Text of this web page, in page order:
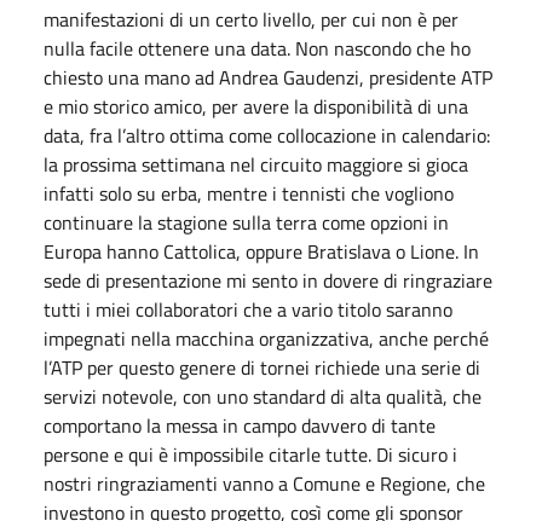
manifestazioni di un certo livello, per cui non è per
nulla facile ottenere una data. Non nascondo che ho
chiesto una mano ad Andrea Gaudenzi, presidente ATP
e mio storico amico, per avere la disponibilità di una
data, fra l’altro ottima come collocazione in calendario:
la prossima settimana nel circuito maggiore si gioca
infatti solo su erba, mentre i tennisti che vogliono
continuare la stagione sulla terra come opzioni in
Europa hanno Cattolica, oppure Bratislava o Lione. In
sede di presentazione mi sento in dovere di ringraziare
tutti i miei collaboratori che a vario titolo saranno
impegnati nella macchina organizzativa, anche perché
l’ATP per questo genere di tornei richiede una serie di
servizi notevole, con uno standard di alta qualità, che
comportano la messa in campo davvero di tante
persone e qui è impossibile citarle tutte. Di sicuro i
nostri ringraziamenti vanno a Comune e Regione, che
investono in questo progetto, così come gli sponsor